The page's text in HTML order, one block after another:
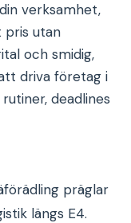
verksamhet,
pris utan
och smidig,
driva företag i
deadlines
präglar
längs E4.